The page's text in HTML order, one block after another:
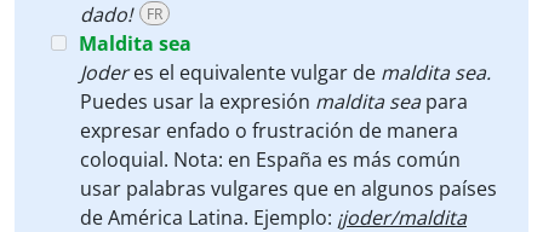
dado!
FR
Maldita sea
Joderes el equivalente vulgar de maldita sea.
Puedes usar la expresión maldita seapara
expresar enfado o frustración de manera
coloquial. Nota: en España es más común
usar palabras vulgares que en algunos países
de América Latina. Ejemplo: ¡joder/maldita